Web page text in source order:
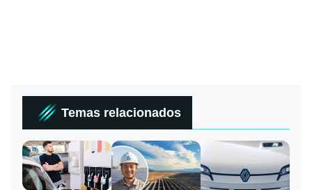
Temas relacionados